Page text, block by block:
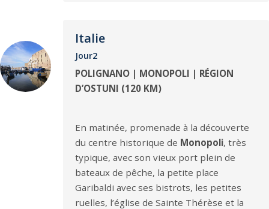
Italie
Jour2
POLIGNANO | MONOPOLI | RÉGION
D’OSTUNI (120 KM)
En matinée, promenade à la découverte
du centre historique de Monopoli, très
typique, avec son vieux port plein de
bateaux de pêche, la petite place
Garibaldi avec ses bistrots, les petites
ruelles, l’église de Sainte Thérèse et la